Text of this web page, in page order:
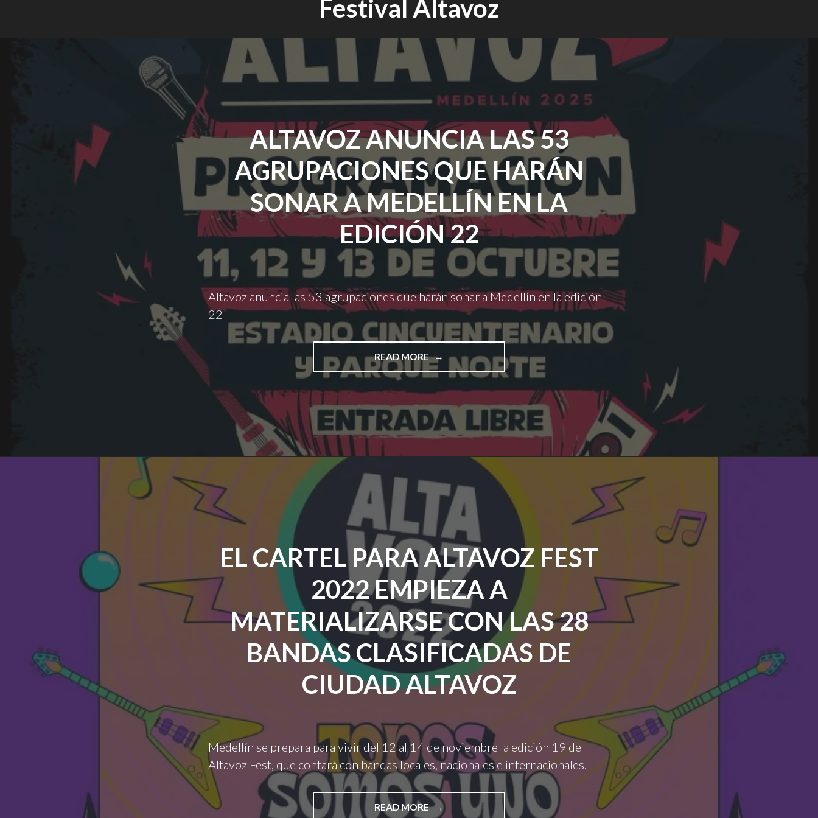
Festival Altavoz
ALTAVOZ ANUNCIA LAS 53
AGRUPACIONES QUE HARÁN
SONAR A MEDELLÍN EN LA
EDICIÓN 22
Altavoz anuncia las 53 agrupaciones que harán sonar a Medellín en la edición
22
READ MORE"ALTAVOZ
ANUNCIA
AGRUPACIONES
QUE
HARÁN
SONAR
MEDELLÍN
EN
EDICIÓN
22"
EL CARTEL PARA ALTAVOZ FEST
2022 EMPIEZA A
MATERIALIZARSE CON LAS 28
BANDAS CLASIFICADAS DE
CIUDAD ALTAVOZ
Medellín se prepara para vivir del 12 al 14 de noviembre la edición 19 de
Altavoz Fest, que contará con bandas locales, nacionales e internacionales.
READ MORE"EL